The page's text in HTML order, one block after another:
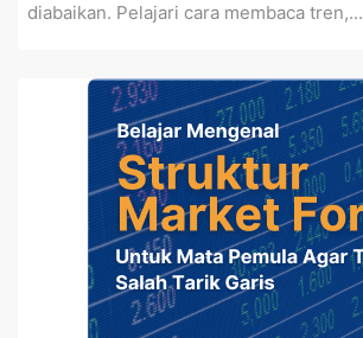
diabaikan. Pelajari cara membaca tren,...